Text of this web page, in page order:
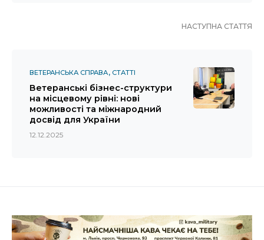
НАСТУПНА СТАТТЯ
ВЕТЕРАНСЬКА СПРАВА СТАТТІ
Ветеранські бізнес-структури
на місцевому рівні: нові
можливості та міжнародний
досвід для України
12.12.2025